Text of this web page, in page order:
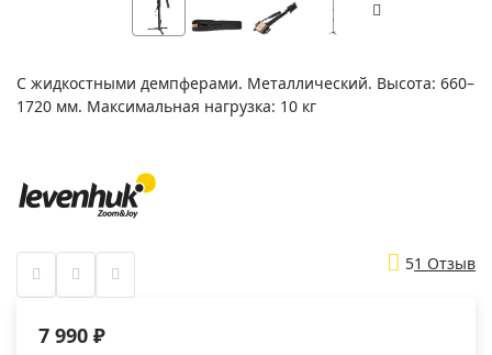
С жидкостными демпферами. Металлический. Высота: 660–
1720 мм. Максимальная нагрузка: 10 кг
51 Отзыв
7 990 ₽